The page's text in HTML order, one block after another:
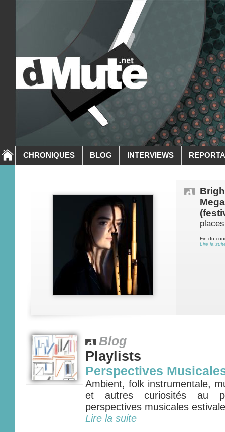
CHRONIQUES BLOG INTERVIEWS
places
Fin du
Lire la
Blog
Playlists
Perspectives
Ambient, folk instrumentale,
et autres curiosités au
perspectives musicales
Lire la suite